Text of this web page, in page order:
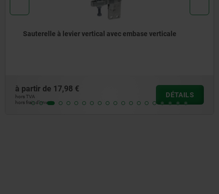
Sauterelle à levier vertical avec embase verticale
à partir de 17,98 €
hors TVA
hors frais d’envoi
DÉTAILS